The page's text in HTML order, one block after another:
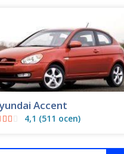
Accent
4,1 (511 ocen)